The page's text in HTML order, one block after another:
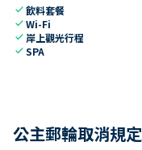
check飲料套餐
checkWi-Fi
check 岸上觀光行程
checkSPA
公主郵輪取消規定